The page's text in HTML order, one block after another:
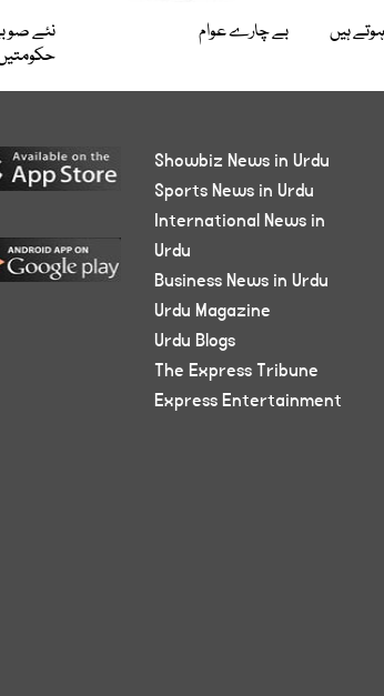
ہیں بے چارے عوام
نئے
Showbiz News in Urdu
Sports News in Urdu
International News in
Urdu
Business News in Urdu
Urdu Magazine
Urdu Blogs
The Express Tribune
Express Entertainment